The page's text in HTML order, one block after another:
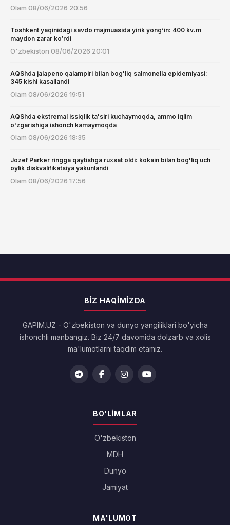
Olam 08/06/2026 20:56
Toshkent yaqinidagi savdo majmuasida yirik yong‘in: 400 kv.m
maydon zarar ko‘rdi
O'zbekiston 08/06/2026 20:01
AQShda jalapeno qalampiri bilan bog'liq salmonella epidemiyasi:
345 kishi kasallandi
Olam 08/06/2026 19:51
AQShda ekstremal issiqlik ta'siri kuchaymoqda, ammo iqlim
o'zgarishiga ishonch kamaymoqda
Olam 08/06/2026 18:35
Jozef Parker ringga qaytishga ruxsat oldi: kokain bilan bog'liq uch
oylik diskvalifikatsiya yakunlandi
Olam 08/06/2026 17:56
BIZ HAQIMIZDA
GAPIM.UZ - O'zbekiston va dunyo yangiliklari bo'yicha
ishonchli manbangiz. Biz 24/7 davomida dolzarb va xolis
ma'lumotlarni taqdim etamiz.
BO'LIMLAR
O'zbekiston
MDH
Dunyo
Jamiyat
MA'LUMOT